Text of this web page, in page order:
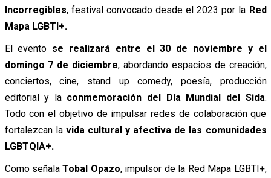
Incorregibles, festival convocado desde el 2023 por la Red
Mapa LGBTI+.
El evento se realizará entre el 30 de noviembre y el
domingo 7 de diciembre, abordando espacios de creación,
conciertos, cine, stand up comedy, poesía, producción
editorial y la conmemoración del Día Mundial del Sida.
Todo con el objetivo de impulsar redes de colaboración que
fortalezcan la vida cultural y afectiva de las comunidades
LGBTQIA+.
Como señalaTobal Opazo, impulsor de la Red Mapa LGBTI+,